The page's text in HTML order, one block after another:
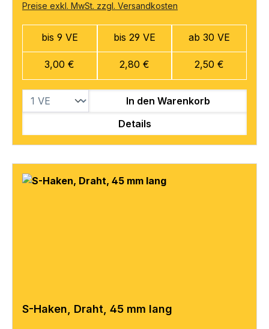
Preise exkl. MwSt. zzgl. Versandkosten
bis 9 VE
3,00 €
bis 29 VE
2,80 €
ab 30 VE
2,50 €
In den Warenkorb
Details
S-Haken, Draht, 45 mm lang